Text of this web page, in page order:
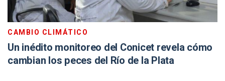
CAMBIO CLIMÁTICO
Un inédito monitoreo del Conicet revela cómo
cambian los peces del Río de la Plata